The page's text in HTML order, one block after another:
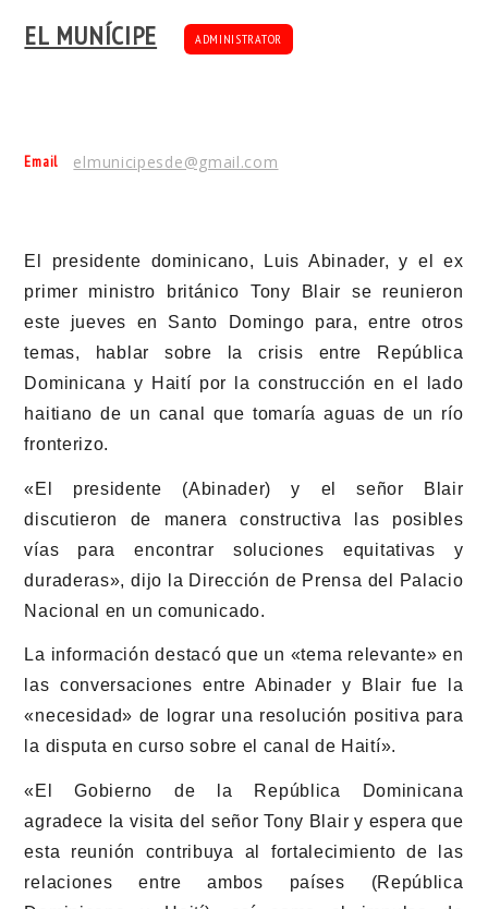
EL MUNÍCIPE ADMINISTRATOR
Email elmunicipesde@gmail.com
El presidente dominicano, Luis Abinader, y el ex
primer ministro británico Tony Blair se reunieron
este jueves en Santo Domingo para, entre otros
temas, hablar sobre la crisis entre República
Dominicana y Haití por la construcción en el lado
haitiano de un canal que tomaría aguas de un río
fronterizo.
«El presidente (Abinader) y el señor Blair
discutieron de manera constructiva las posibles
vías para encontrar soluciones equitativas y
duraderas», dijo la Dirección de Prensa del Palacio
Nacional en un comunicado.
La información destacó que un «tema relevante» en
las conversaciones entre Abinader y Blair fue la
«necesidad» de lograr una resolución positiva para
la disputa en curso sobre el canal de Haití».
«El Gobierno de la República Dominicana
agradece la visita del señor Tony Blair y espera que
esta reunión contribuya al fortalecimiento de las
relaciones entre ambos países (República